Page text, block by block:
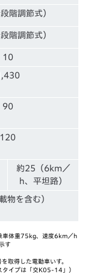
階調節式）
階調節式）
10
90
120
約25（6km／
h、平坦路）
物を含む）
車体重75kg、速度6km／h
す
取得した電動車いす。
タイプは「交K05-14」）